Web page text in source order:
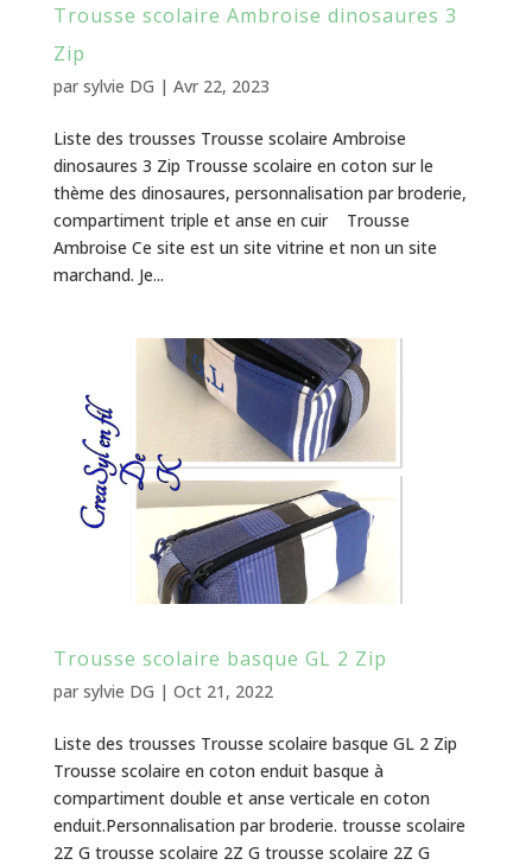
Trousse scolaire Ambroise dinosaures 3
Zip
par sylvie DG | Avr 22, 2023
Liste des trousses Trousse scolaire Ambroise
dinosaures 3 Zip Trousse scolaire en coton sur le
thème des dinosaures, personnalisation par broderie,
compartiment triple et anse en cuir Trousse
Ambroise Ce site est un site vitrine et non un site
marchand. Je...
Trousse scolaire basque GL 2 Zip
par sylvie DG | Oct 21, 2022
Liste des trousses Trousse scolaire basque GL 2 Zip
Trousse scolaire en coton enduit basque à
compartiment double et anse verticale en coton
enduit.Personnalisation par broderie. trousse scolaire
2Z G trousse scolaire 2Z G trousse scolaire 2Z G